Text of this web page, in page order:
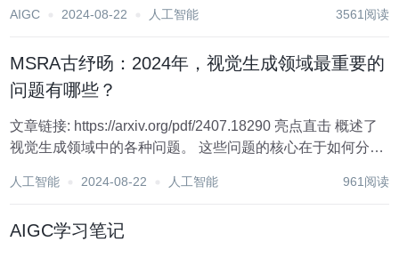
如下： 参数规模大****：官方号称模型有12B...
AIGC 2024-08-22 人工智能 3561阅读
MSRA古纾旸：2024年，视觉生成领域最重要的
问题有哪些？
文章链接: https://arxiv.org/pdf/2407.18290 亮点直击 概述了
视觉生成领域中的各种问题。 这些问题的核心在于如何分解
于不适当的信号分解方法。 本文旨...
人工智能 2024-08-22 人工智能 961阅读
AIGC学习笔记